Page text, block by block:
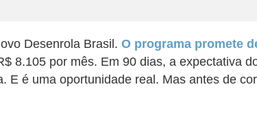
Desenrola Brasil. O programa promete
8.105 por mês. Em 90 dias, a expectativa
E é uma oportunidade real. Mas antes de